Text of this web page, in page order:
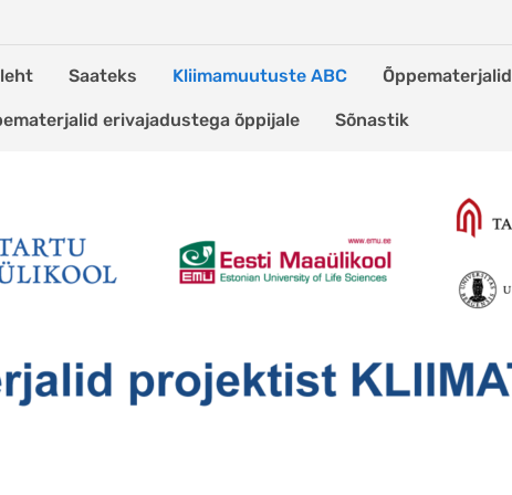
Saateks Kliimamuutuste ABC Õppematerjalid
erivajadustega õppijale Sõnastik